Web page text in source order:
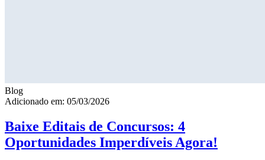
Blog
Adicionado em: 05/03/2026
Baixe Editais de Concursos: 4
Oportunidades Imperdíveis Agora!